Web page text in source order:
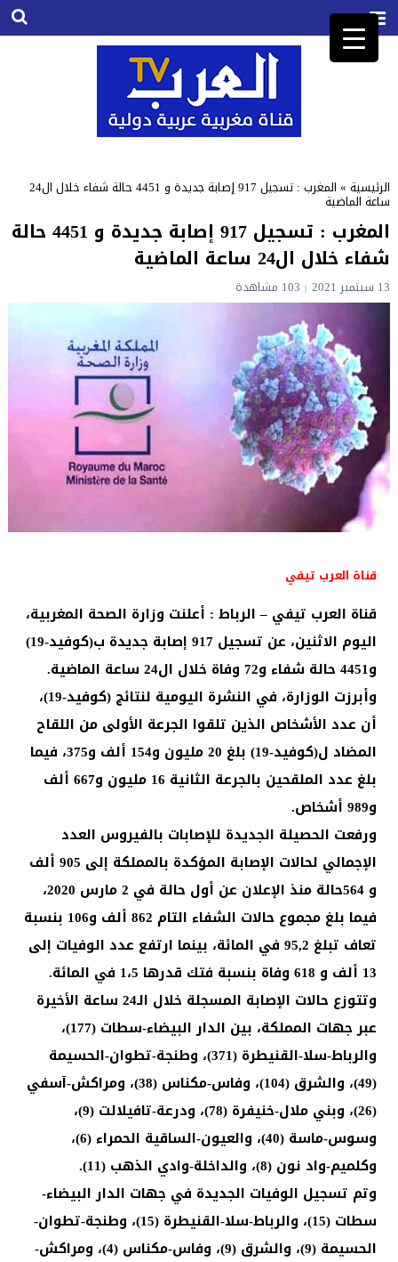
الرئيسية» المغرب : تسجيل 917 إصابة جديدة و 4451 حالة شفاء خلال ال24
ساعة الماضية
المغرب : تسجيل 917 إصابة جديدة و 4451 حالة
شفاء خلال ال24 ساعة الماضية
13 سبتمبر 2021 103مشاهدة
قناة العرب تيفي
قناة العرب تيفي – الرباط : أعلنت وزارة الصحة المغربية،
اليوم الاثنين، عن تسجيل 917 إصابة جديدة ب(كوفيد-19)
و4451 حالة شفاء و72 وفاة خلال ال24 ساعة الماضية.
وأبرزت الوزارة، في النشرة اليومية لنتائج (كوفيد-19)،
أن عدد الأشخاص الذين تلقوا الجرعة الأولى من اللقاح
المضاد ل(كوفيد-19) بلغ 20 مليون و154 ألف و375، فيما
بلغ عدد الملقحين بالجرعة الثانية 16 مليون و667 ألف
و989 أشخاص.
ورفعت الحصيلة الجديدة للإصابات بالفيروس العدد
الإجمالي لحالات الإصابة المؤكدة بالمملكة إلى 905 ألف
و 564حالة منذ الإعلان عن أول حالة في 2 مارس 2020،
فيما بلغ مجموع حالات الشفاء التام 862 ألف و106 بنسبة
تعاف تبلغ 95,2 في المائة، بينما ارتفع عدد الوفيات إلى
13 ألف و 618 وفاة بنسبة فتك قدرها 1،5 في المائة.
وتتوزع حالات الإصابة المسجلة خلال الـ24 ساعة الأخيرة
عبر جهات المملكة، بين الدار البيضاء-سطات (177)،
والرباط-سلا-القنيطرة (371)، وطنجة-تطوان-الحسيمة
(49)، والشرق (104)، وفاس-مكناس (38)، ومراكش-آسفي
(26)، وبني ملال-خنيفرة (78)، ودرعة-تافيلالت (9)،
وسوس-ماسة (40)، والعيون-الساقية الحمراء (6)،
وكلميم-واد نون (8)، والداخلة-وادي الذهب (11).
وتم تسجيل الوفيات الجديدة في جهات الدار البيضاء-
سطات (15)، والرباط-سلا-القنيطرة (15)، وطنجة-تطوان-
الحسيمة (9)، والشرق (9)، وفاس-مكناس (4)، ومراكش-